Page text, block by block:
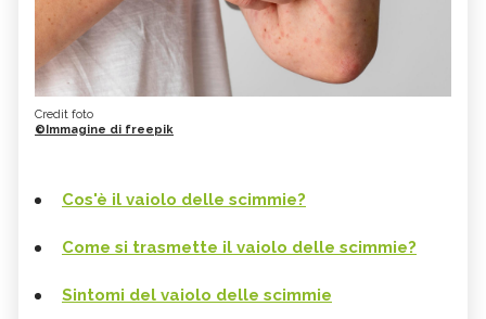
Credit foto
©Immagine di freepik
Cos'è il vaiolo delle scimmie?
Come si trasmette il vaiolo delle scimmie?
Sintomi del vaiolo delle scimmie